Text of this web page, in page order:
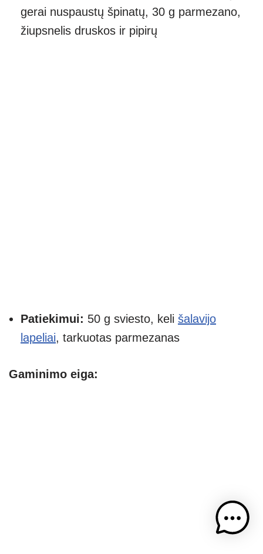
gerai nuspaustų špinatų, 30 g parmezano,
žiupsnelis druskos ir pipirų
Patiekimui: 50 g sviesto, keli šalavijo
lapeliai, tarkuotas parmezanas
Gaminimo eiga: